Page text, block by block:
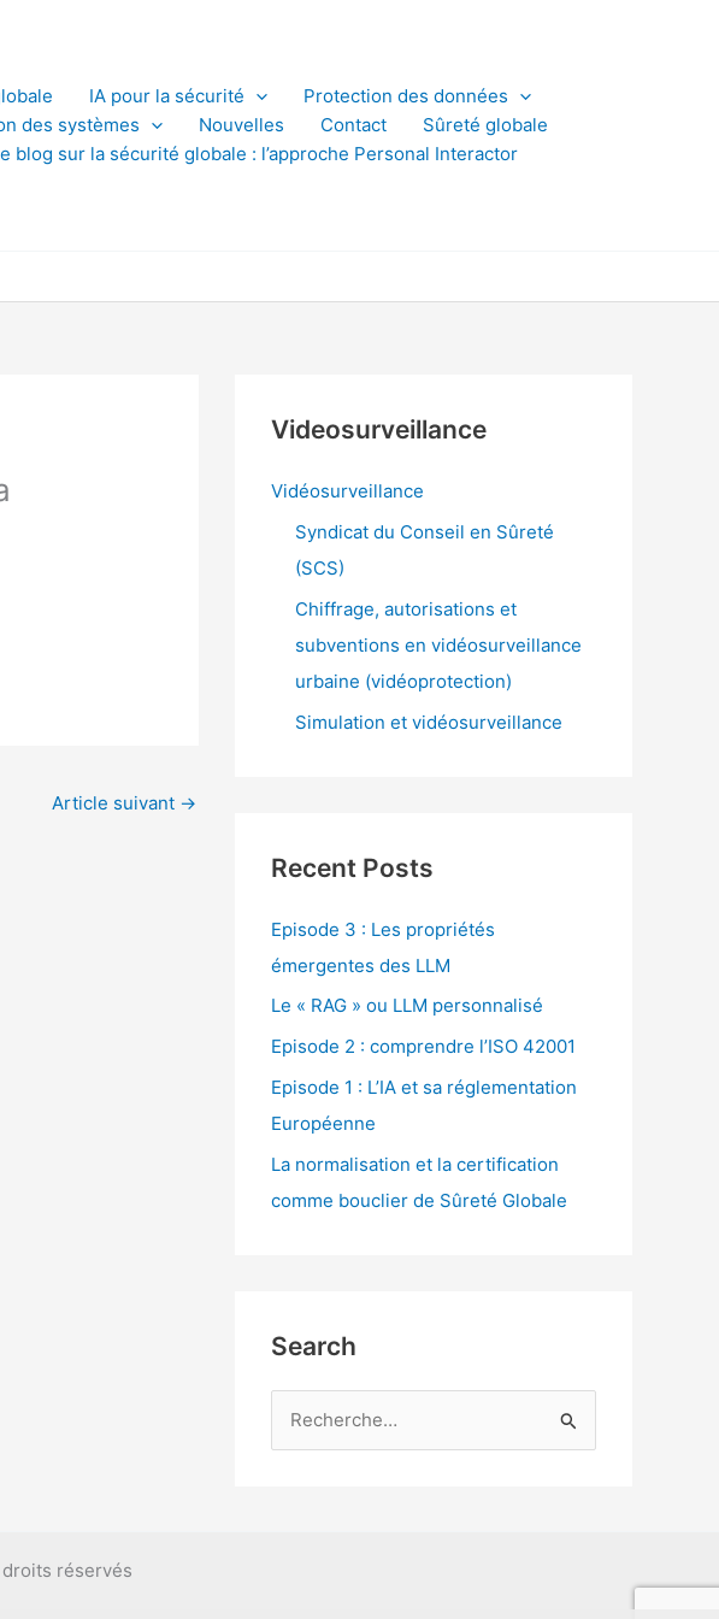
IA pour la sécurité
Protection des données
des systèmes
Nouvelles Contact
Sûreté globale
blog sur la sécurité globale : l’approche Personal Interactor
Article suivant →
Videosurveillance
Vidéosurveillance
Syndicat du Conseil en Sûreté
(SCS)
Chiffrage, autorisations et
subventions en vidéosurveillance
urbaine (vidéoprotection)
Simulation et vidéosurveillance
Recent Posts
Episode 3 : Les propriétés
émergentes des LLM
Le « RAG » ou LLM personnalisé
Episode 2 : comprendre l’ISO 42001
Episode 1 : L’IA et sa réglementation
Européenne
La normalisation et la certification
comme bouclier de Sûreté Globale
Search
réservés